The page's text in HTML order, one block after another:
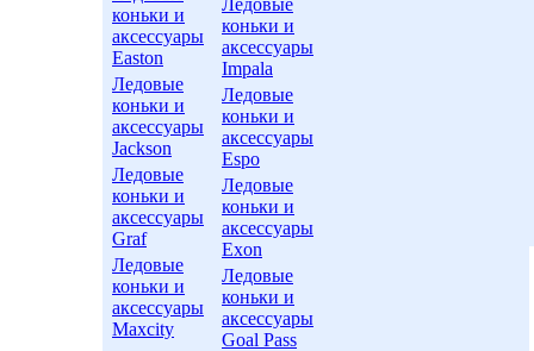
коньки и
аксессуары
Easton
Ледовые
коньки и
аксессуары
Jackson
Ледовые
коньки и
аксессуары
Graf
Ледовые
коньки и
аксессуары
Maxcity
Ледовые
коньки и
аксессуары
Impala
Ледовые
коньки и
аксессуары
Espo
Ледовые
коньки и
аксессуары
Exon
Ледовые
коньки и
аксессуары
Goal Pass